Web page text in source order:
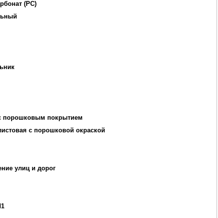
(PC)
порошковым покрытием
с порошковой окраской
улиц и дорог